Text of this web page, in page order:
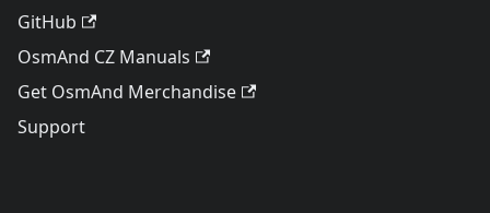
GitHub
OsmAnd CZ Manuals
Get OsmAnd Merchandise
Support